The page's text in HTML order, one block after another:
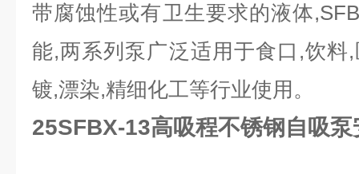
带腐蚀性或有卫生要求的液体
能,两系列泵广泛适用于食口,饮料
镀,漂染,精细化工等行业使用。
25SFBX-13高吸程不锈钢自吸泵